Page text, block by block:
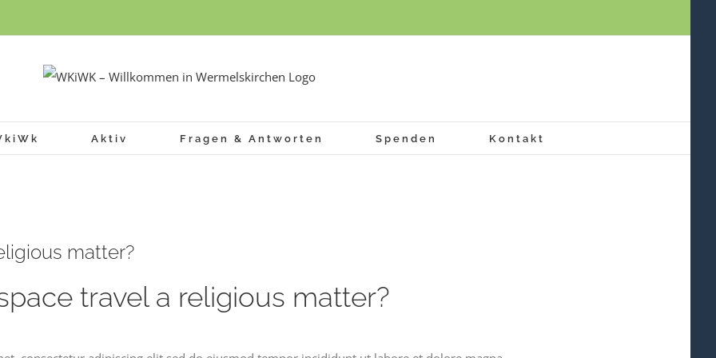
Aktiv Fragen & Antworten Spenden Kontakt
matter?
travel a religious matter?